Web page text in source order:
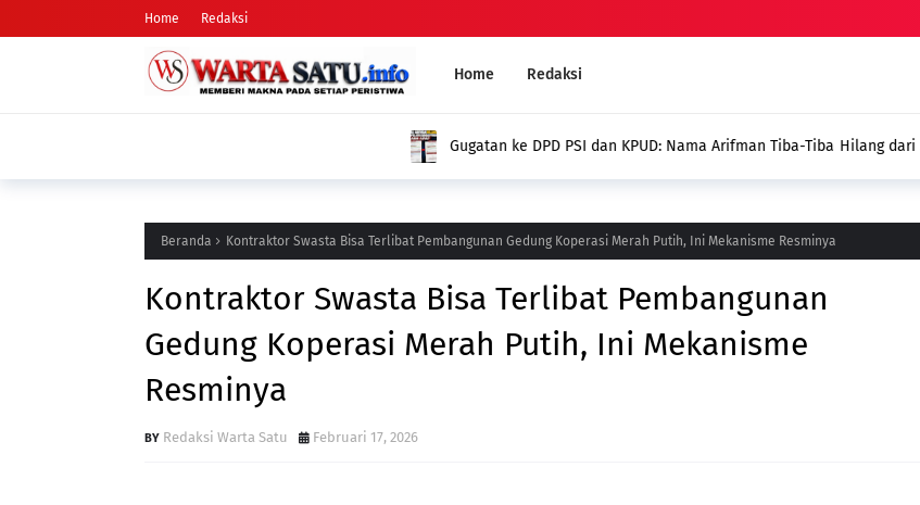
Home Redaksi
Home Redaksi
Gugatan ke DPD PSI dan KPUD: Nama Arifman Tiba-Tiba Hilang dari SIPOL KPU,
Publik Pertanyakan Penyebabnya
Kades Pondok
Beranda Kontraktor Swasta Bisa Terlibat Pembangunan Gedung Koperasi Merah Putih, Ini Mekanisme Resminya
Kontraktor Swasta Bisa Terlibat Pembangunan
Gedung Koperasi Merah Putih, Ini Mekanisme
Resminya
Redaksi Warta Satu Februari 17, 2026